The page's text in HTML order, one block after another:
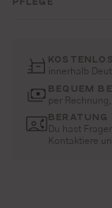
innerhalb
BEQUEM
per
BERATUNG
Du hast
Kontaktiere